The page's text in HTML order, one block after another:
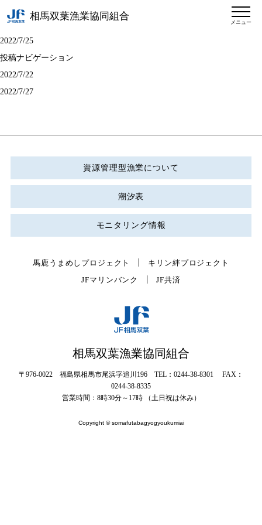
相馬双葉漁業協同組合
メニュー
2022/7/25
投稿ナビゲーション
2022/7/22
2022/7/27
資源管理型漁業について
潮汐表
モニタリング情報
馬鹿うまめしプロジェクト
キリン絆プロジェクト
JFマリンバンク
JF共済
相馬双葉漁業協同組合
〒976-0022 福島県相馬市尾浜字追川196 TEL：0244-38-8301 FAX：
0244-38-8335
営業時間：8時30分～17時 （土日祝は休み）
Copyright © somafutabagyogyoukumiai